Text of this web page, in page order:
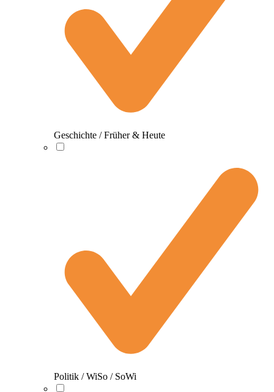
Geschichte / Früher & Heute
Politik / WiSo / SoWi